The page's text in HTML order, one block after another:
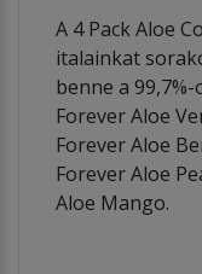
A 4 Pack Aloe
italainkat
benne a
Forever Aloe
Forever Aloe
Forever Aloe
Aloe Mango.